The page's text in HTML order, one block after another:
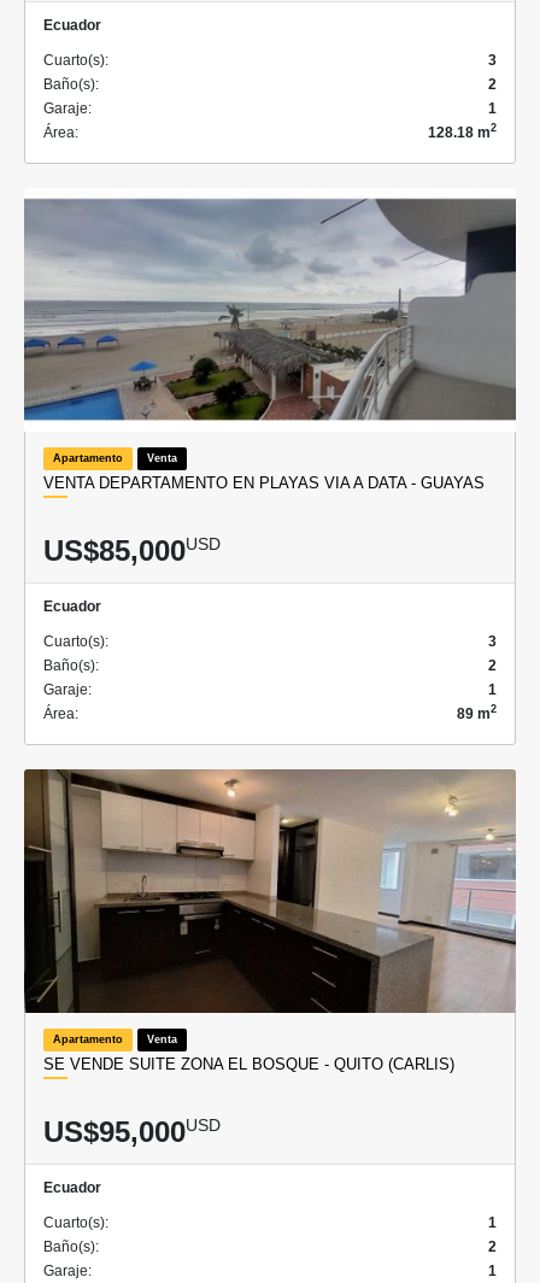
Ecuador
Cuarto(s):
3
Baño(s):
2
Garaje:
1
Área:
128.18 m2
Apartamento Venta
VENTA DEPARTAMENTO EN PLAYAS VIA A DATA - GUAYAS
US$85,000USD
Ecuador
Cuarto(s):
3
Baño(s):
2
Garaje:
1
Área:
89 m2
Apartamento Venta
SE VENDE SUITE ZONA EL BOSQUE - QUITO (CARLIS)
US$95,000USD
Ecuador
Cuarto(s):
1
Baño(s):
2
Garaje:
1